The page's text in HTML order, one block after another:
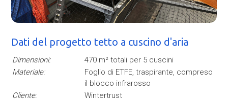
Dati del progetto tetto a cuscino d'aria
Dimensioni:
470 m² totali per 5 cuscini
Materiale:
Foglio di ETFE, traspirante, compreso
il blocco infrarosso
Cliente:
Wintertrust